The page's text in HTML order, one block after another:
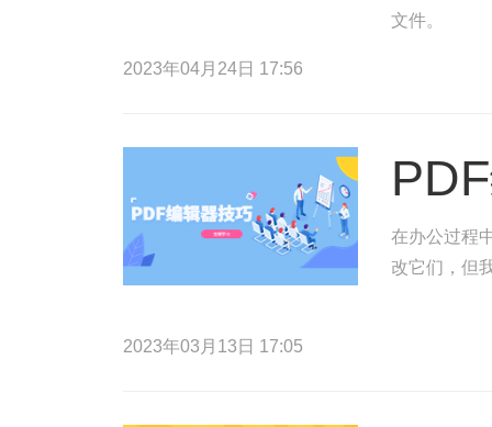
文件。
2023年04月24日 17:56
在办公过程
改它们，但
2023年03月13日 17:05